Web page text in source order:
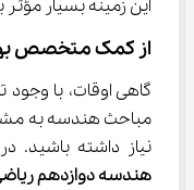
این زمینه بسیار مؤثر
از کمک متخصص
گاهی اوقات، با
مباحث هندسه به
نیاز داشته باشید.
هندسه دوازدهم